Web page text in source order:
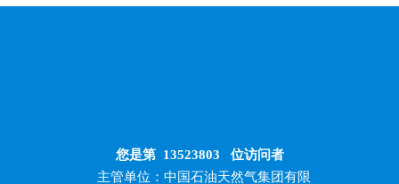
您是第 13523803 位访问者
主管单位：中国石油天然气集团有限